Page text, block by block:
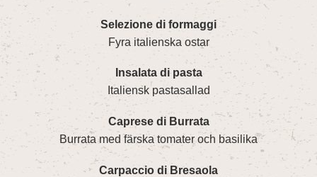
Selezione di formaggi
Fyra italienska ostar
Insalata di pasta
Italiensk pastasallad
Caprese di Burrata
Burrata med färska tomater och basilika
Carpaccio di Bresaola